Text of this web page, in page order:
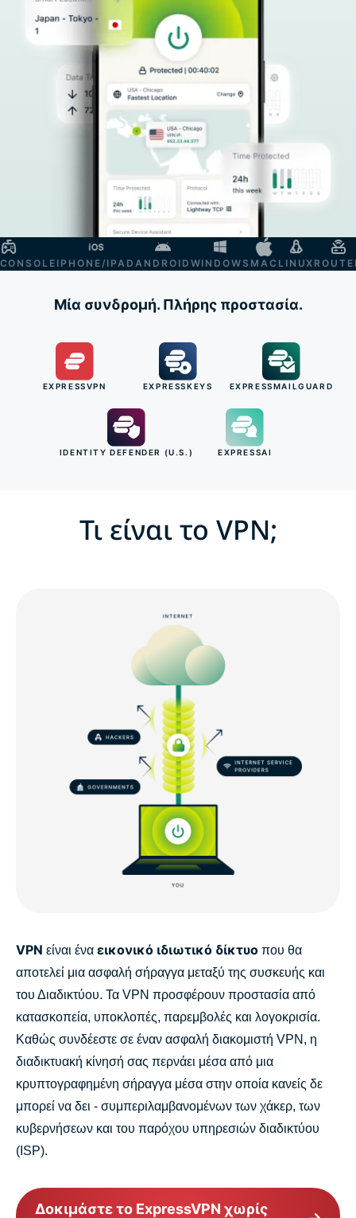
IPHONE/IPAD ANDROIDWINDOWSMAC LINUXROUTER
Μία συνδρομή. Πλήρης προστασία.
EXPRESSVPN EXPRESSKEYS EXPRESSMAILGUARD
IDENTITY DEFENDER (U.S.) EXPRESSAI
Τι είναι το VPN;
VPN είναι ένα εικονικό ιδιωτικό δίκτυο που θα
αποτελεί μια ασφαλή σήραγγα μεταξύ της συσκευής και
του Διαδικτύου. Τα VPN προσφέρουν προστασία από
κατασκοπεία, υποκλοπές, παρεμβολές και λογοκρισία.
Καθώς συνδέεστε σε έναν ασφαλή διακομιστή VPN, η
διαδικτυακή κίνησή σας περνάει μέσα από μια
κρυπτογραφημένη σήραγγα μέσα στην οποία κανείς δε
μπορεί να δει - συμπεριλαμβανομένων των χάκερ, των
κυβερνήσεων και του παρόχου υπηρεσιών διαδικτύου
(ISP).
Δοκιμάστε το ExpressVPN χωρίς